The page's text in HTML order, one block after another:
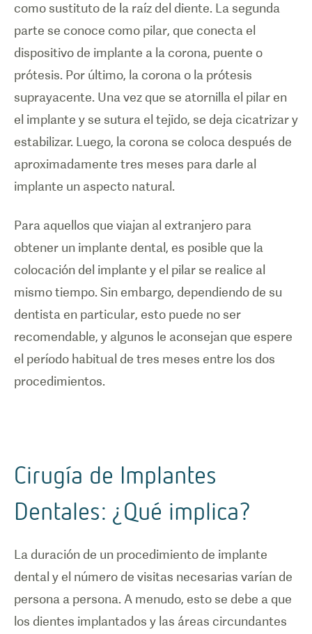
como sustituto de la raíz del diente. La segunda
parte se conoce como pilar, que conecta el
dispositivo de implante a la corona, puente o
prótesis. Por último, la corona o la prótesis
suprayacente. Una vez que se atornilla el pilar en
el implante y se sutura el tejido, se deja cicatrizar y
estabilizar. Luego, la corona se coloca después de
aproximadamente tres meses para darle al
implante un aspecto natural.
Para aquellos que viajan al extranjero para
obtener un implante dental, es posible que la
colocación del implante y el pilar se realice al
mismo tiempo. Sin embargo, dependiendo de su
dentista en particular, esto puede no ser
recomendable, y algunos le aconsejan que espere
el período habitual de tres meses entre los dos
procedimientos.
Cirugía de Implantes
Dentales: ¿Qué implica?
La duración de un procedimiento de implante
dental y el número de visitas necesarias varían de
persona a persona. A menudo, esto se debe a que
los dientes implantados y las áreas circundantes